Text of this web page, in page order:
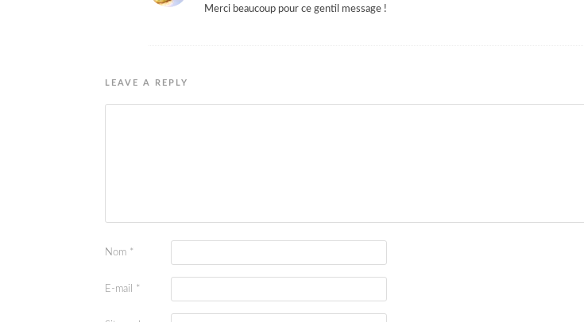
Merci beaucoup pour ce gentil message !
LEAVE A REPLY
Nom *
E-mail *